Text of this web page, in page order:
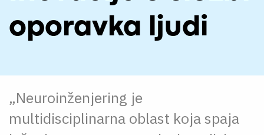
CPN
oporavka ljudi
„Neuroinženjering je
multidisciplinarna oblast koja spaja